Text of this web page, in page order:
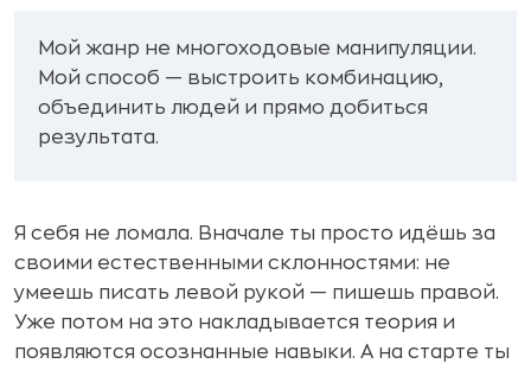
Мой жанр не многоходовые манипуляции.
Мой способ — выстроить комбинацию,
объединить людей и прямо добиться
результата.
Я себя не ломала. Вначале ты просто идёшь за
своими естественными склонностями: не
умеешь писать левой рукой — пишешь правой.
Уже потом на это накладывается теория и
появляются осознанные навыки. А на старте ты